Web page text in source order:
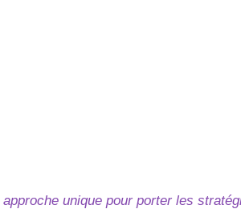
approche unique pour porter les